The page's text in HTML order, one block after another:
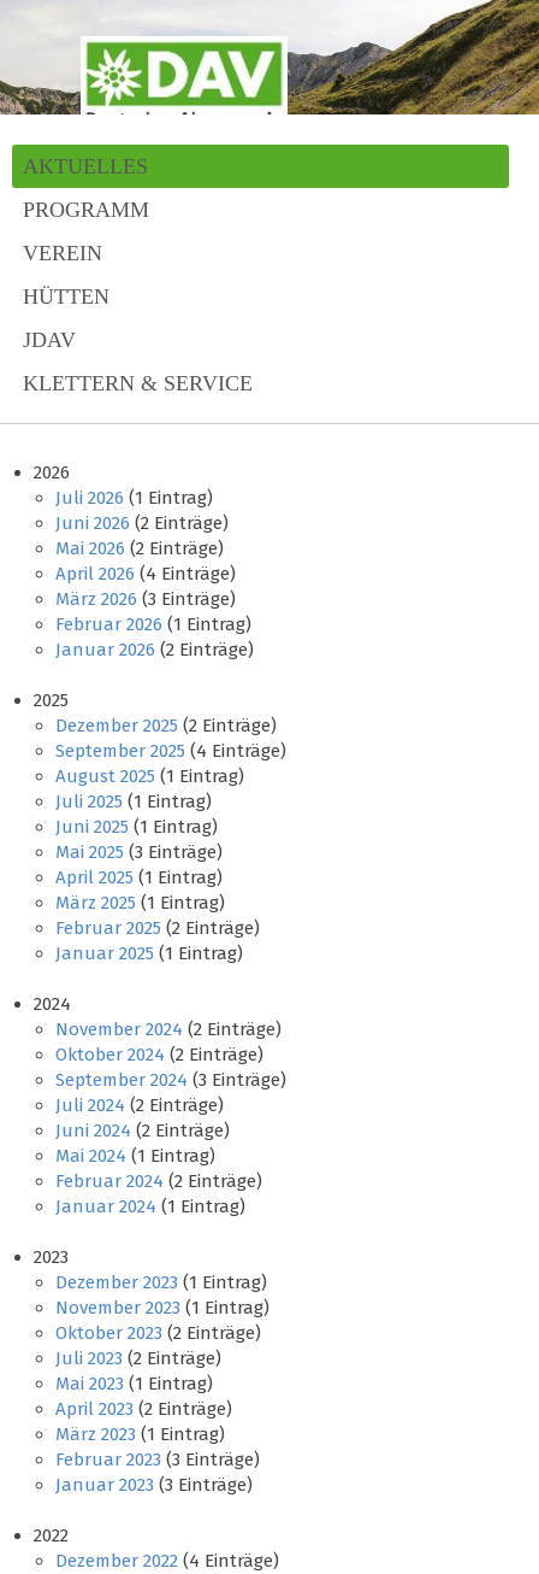
AKTUELLES
PROGRAMM
VEREIN
HÜTTEN
JDAV
KLETTERN & SERVICE
2026
Juli 2026 (1 Eintrag)
Juni 2026 (2 Einträge)
Mai 2026 (2 Einträge)
April 2026 (4 Einträge)
März 2026 (3 Einträge)
Februar 2026 (1 Eintrag)
Januar 2026 (2 Einträge)
2025
Dezember 2025 (2 Einträge)
September 2025 (4 Einträge)
August 2025 (1 Eintrag)
Juli 2025 (1 Eintrag)
Juni 2025 (1 Eintrag)
Mai 2025 (3 Einträge)
April 2025 (1 Eintrag)
März 2025 (1 Eintrag)
Februar 2025 (2 Einträge)
Januar 2025 (1 Eintrag)
2024
November 2024 (2 Einträge)
Oktober 2024 (2 Einträge)
September 2024 (3 Einträge)
Juli 2024 (2 Einträge)
Juni 2024 (2 Einträge)
Mai 2024 (1 Eintrag)
Februar 2024 (2 Einträge)
Januar 2024 (1 Eintrag)
2023
Dezember 2023 (1 Eintrag)
November 2023 (1 Eintrag)
Oktober 2023 (2 Einträge)
Juli 2023 (2 Einträge)
Mai 2023 (1 Eintrag)
April 2023 (2 Einträge)
März 2023 (1 Eintrag)
Februar 2023 (3 Einträge)
Januar 2023 (3 Einträge)
2022
Dezember 2022 (4 Einträge)